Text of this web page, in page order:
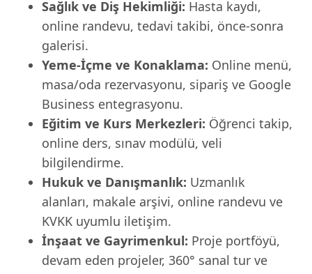
Sağlık ve Diş Hekimliği: Hasta kaydı,
online randevu, tedavi takibi, önce-sonra
galerisi.
Yeme-İçme ve Konaklama: Online menü,
masa/oda rezervasyonu, sipariş ve Google
Business entegrasyonu.
Eğitim ve Kurs Merkezleri: Öğrenci takip,
online ders, sınav modülü, veli
bilgilendirme.
Hukuk ve Danışmanlık: Uzmanlık
alanları, makale arşivi, online randevu ve
KVKK uyumlu iletişim.
İnşaat ve Gayrimenkul: Proje portföyü,
devam eden projeler, 360° sanal tur ve